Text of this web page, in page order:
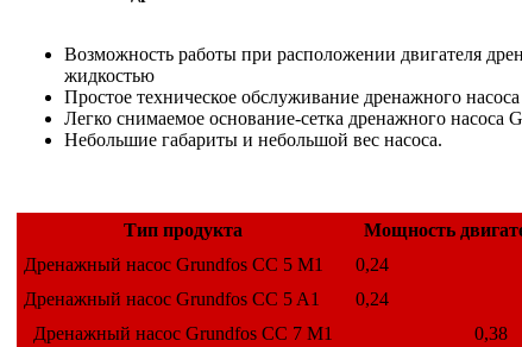
Возможность работы при расположении двигателя
жидкостью
Простое техническое обслуживание дренажного
Легко снимаемое основание-сетка дренажного насоса
Небольшие габариты и небольшой вес насоса.
Тип продукта Мощность
Дренажный насос Grundfos CC 5 M1
0,24
Дренажный насос Grundfos CC 5 A1
0,24
Дренажный насос Grundfos CC 7 M1
0,38